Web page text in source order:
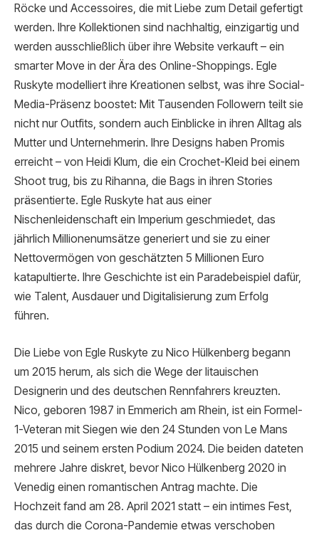
Röcke und Accessoires, die mit Liebe zum Detail gefertigt
werden. Ihre Kollektionen sind nachhaltig, einzigartig und
werden ausschließlich über ihre Website verkauft – ein
smarter Move in der Ära des Online-Shoppings. Egle
Ruskyte modelliert ihre Kreationen selbst, was ihre Social-
Media-Präsenz boostet: Mit Tausenden Followern teilt sie
nicht nur Outfits, sondern auch Einblicke in ihren Alltag als
Mutter und Unternehmerin. Ihre Designs haben Promis
erreicht – von Heidi Klum, die ein Crochet-Kleid bei einem
Shoot trug, bis zu Rihanna, die Bags in ihren Stories
präsentierte. Egle Ruskyte hat aus einer
Nischenleidenschaft ein Imperium geschmiedet, das
jährlich Millionenumsätze generiert und sie zu einer
Nettovermögen von geschätzten 5 Millionen Euro
katapultierte. Ihre Geschichte ist ein Paradebeispiel dafür,
wie Talent, Ausdauer und Digitalisierung zum Erfolg
führen.
Die Liebe von Egle Ruskyte zu Nico Hülkenberg begann
um 2015 herum, als sich die Wege der litauischen
Designerin und des deutschen Rennfahrers kreuzten.
Nico, geboren 1987 in Emmerich am Rhein, ist ein Formel-
1-Veteran mit Siegen wie den 24 Stunden von Le Mans
2015 und seinem ersten Podium 2024. Die beiden dateten
mehrere Jahre diskret, bevor Nico Hülkenberg 2020 in
Venedig einen romantischen Antrag machte. Die
Hochzeit fand am 28. April 2021 statt – ein intimes Fest,
das durch die Corona-Pandemie etwas verschoben